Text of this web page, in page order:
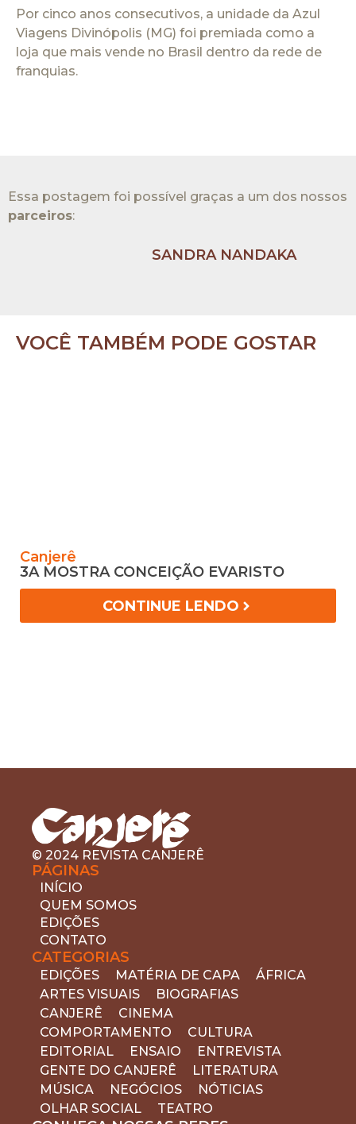
Por cinco anos consecutivos, a unidade da Azul
Viagens Divinópolis (MG) foi premiada como a
loja que mais vende no Brasil dentro da rede de
franquias.
Essa postagem foi possível graças a um dos nossos
parceiros:​
SANDRA NANDAKA
VOCÊ TAMBÉM PODE GOSTAR
Canjerê
3A MOSTRA CONCEIÇÃO EVARISTO
CONTINUE LENDO
© 2024 REVISTA CANJERÊ
PÁGINAS
INÍCIO
QUEM SOMOS
EDIÇÕES
CONTATO
CATEGORIAS
EDIÇÕES MATÉRIA DE CAPA
ÁFRICA
ARTES VISUAIS
BIOGRAFIAS
CANJERÊ
CINEMA
COMPORTAMENTO
CULTURA
EDITORIAL
ENSAIO
ENTREVISTA
GENTE DO CANJERÊ
LITERATURA
MÚSICA
NEGÓCIOS
NÓTICIAS
OLHAR SOCIAL
TEATRO